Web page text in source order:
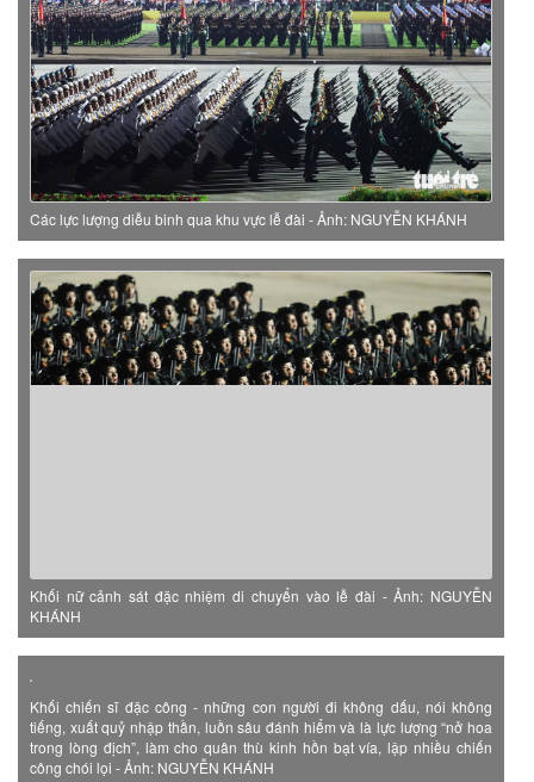
Các lực lượng diễu binh qua khu vực lễ đài - Ảnh: NGUYỄN KHÁNH
Khối nữ cảnh sát đặc nhiệm di chuyển vào lễ đài - Ảnh: NGUYỄN
KHÁNH
Khối chiến sĩ đặc công - những con người đi không dấu, nói không
tiếng, xuất quỷ nhập thần, luồn sâu đánh hiểm và là lực lượng “nở hoa
trong lòng địch”, làm cho quân thù kinh hồn bạt vía, lập nhiều chiến
công chói lọi - Ảnh: NGUYỄN KHÁNH